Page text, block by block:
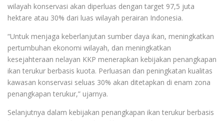
wilayah konservasi akan diperluas dengan target 97,5 juta
hektare atau 30% dari luas wilayah perairan Indonesia.
“Untuk menjaga keberlanjutan sumber daya ikan, meningkatkan
pertumbuhan ekonomi wilayah, dan meningkatkan
kesejahteraan nelayan KKP menerapkan kebijakan penangkapan
ikan terukur berbasis kuota. Perluasan dan peningkatan kualitas
kawasan konservasi seluas 30% akan ditetapkan di enam zona
penangkapan terukur,” ujarnya.
Selanjutnya dalam kebijakan penangkapan ikan terukur berbasis